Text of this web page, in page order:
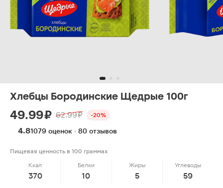
Хлебцы Бородинские Щедрые 100г
49.99 ₽ 62.99 ₽ -20%
4.81079 оценок · 80 отзывов
Пищевая ценность в 100 граммах
Ккал
370
Белки
10
Жиры
5
Углеводы
59